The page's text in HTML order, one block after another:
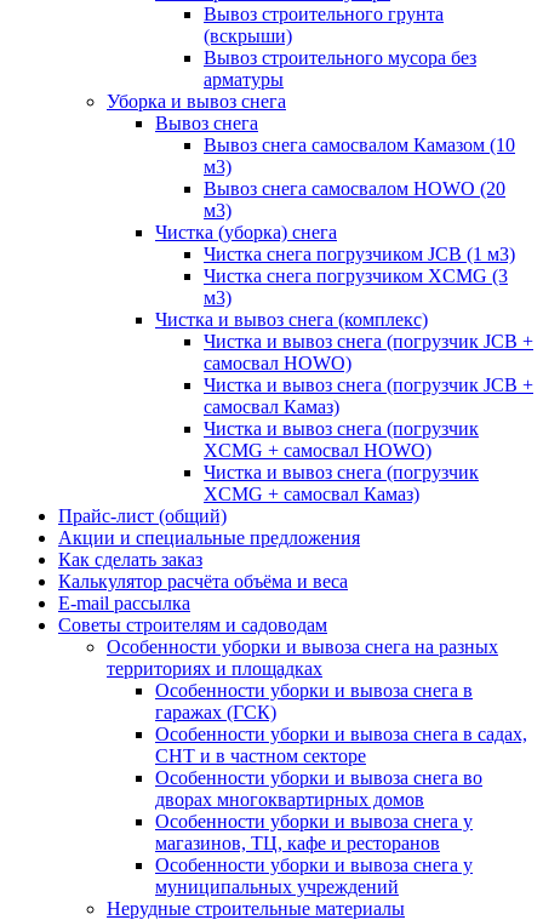
Вывоз строительного грунта
(вскрыши)
Вывоз строительного мусора без
арматуры
Уборка и вывоз снега
Вывоз снега
Вывоз снега самосвалом Камазом (10
м3)
Вывоз снега самосвалом HOWO (20
м3)
Чистка (уборка) снега
Чистка снега погрузчиком JCB (1 м3)
Чистка снега погрузчиком XCMG (3
м3)
Чистка и вывоз снега (комплекс)
Чистка и вывоз снега (погрузчик JCB +
самосвал HOWO)
Чистка и вывоз снега (погрузчик JCB +
самосвал Камаз)
Чистка и вывоз снега (погрузчик
XCMG + самосвал HOWO)
Чистка и вывоз снега (погрузчик
XCMG + самосвал Камаз)
Прайс-лист (общий)
Акции и специальные предложения
Как сделать заказ
Калькулятор расчёта объёма и веса
E-mail рассылка
Советы строителям и садоводам
Особенности уборки и вывоза снега на разных
территориях и площадках
Особенности уборки и вывоза снега в
гаражах (ГСК)
Особенности уборки и вывоза снега в садах,
СНТ и в частном секторе
Особенности уборки и вывоза снега во
дворах многоквартирных домов
Особенности уборки и вывоза снега у
магазинов, ТЦ, кафе и ресторанов
Особенности уборки и вывоза снега у
муниципальных учреждений
Нерудные строительные материалы